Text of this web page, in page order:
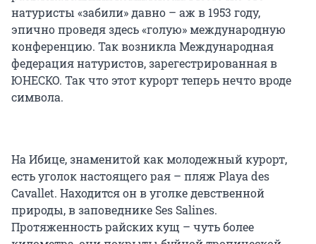
натуристы «забили» давно – аж в 1953 году,
эпично проведя здесь «голую» международную
конференцию. Так возникла Международная
федерация натуристов, зарегестрированная в
ЮНЕСКО. Так что этот курорт теперь нечто вроде
символа.
На Ибице, знаменитой как молодежный курорт,
есть уголок настоящего рая – пляж Playa des
Cavallet. Находится он в уголке девственной
природы, в заповеднике Ses Salines.
Протяженность райских кущ – чуть более